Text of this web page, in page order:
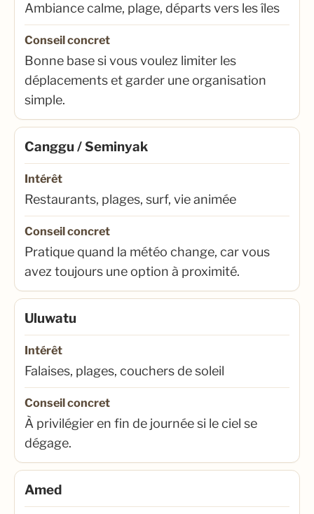
Ambiance calme, plage, départs vers les îles
Conseil concret
Bonne base si vous voulez limiter les
déplacements et garder une organisation
simple.
Canggu / Seminyak
Intérêt
Restaurants, plages, surf, vie animée
Conseil concret
Pratique quand la météo change, car vous
avez toujours une option à proximité.
Uluwatu
Intérêt
Falaises, plages, couchers de soleil
Conseil concret
À privilégier en fin de journée si le ciel se
dégage.
Amed